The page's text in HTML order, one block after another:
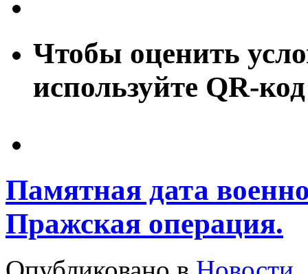
Чтобы оценить
используйте QR-код
Памятная дата
Пражская операция.